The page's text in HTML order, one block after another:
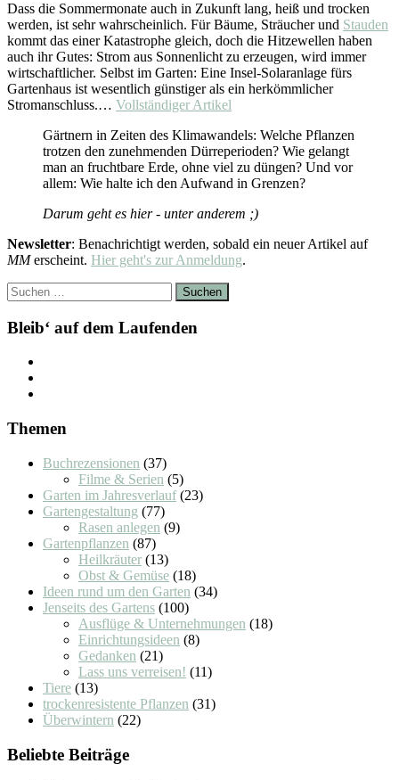
Dass die Sommermonate auch in Zukunft lang, heiß und trocken
werden, ist sehr wahrscheinlich. Für Bäume, Sträucher und Stauden
kommt das einer Katastrophe gleich, doch die Hitzewellen haben
auch ihr Gutes: Strom aus Sonnenlicht zu erzeugen, wird immer
wirtschaftlicher. Selbst im Garten: Eine Insel-Solaranlage fürs
Gartenhaus ist wesentlich günstiger als ein herkömmlicher
Stromanschluss.… Vollständiger Artikel
Gärtnern in Zeiten des Klimawandels: Welche Pflanzen
trotzen den zunehmenden Dürreperioden? Wie gelangt
man an fruchtbare Erde, ohne viel zu düngen? Und vor
allem: Wie halte ich den Aufwand in Grenzen?
Darum geht es hier - unter anderem ;)
Newsletter: Benachrichtigt werden, sobald ein neuer Artikel auf
MMerscheint. Hier geht's zur Anmeldung.
Suchen
nach:
Bleib‘ auf dem Laufenden
Themen
Buchrezensionen (37)
Filme & Serien (5)
Garten im Jahresverlauf(23)
Gartengestaltung (77)
Rasen anlegen (9)
Gartenpflanzen (87)
Heilkräuter (13)
Obst & Gemüse (18)
Ideen rund um den Garten (34)
Jenseits des Gartens (100)
Ausflüge & Unternehmungen (18)
Einrichtungsideen (8)
Gedanken (21)
Lass uns verreisen! (11)
Tiere (13)
trockenresistente Pflanzen (31)
Überwintern (22)
Beliebte Beiträge